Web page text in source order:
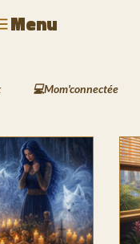
Menu
💻Mom'connectée
Déco & Atmosphères
Le Carnet des Jardins de